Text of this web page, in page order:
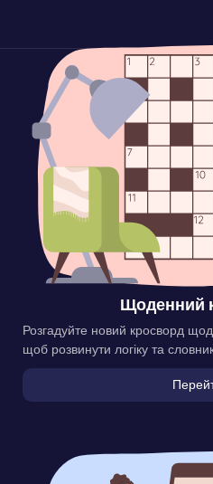
Щоденний
Розгадуйте новий кросворд
щоб розвинути логіку та